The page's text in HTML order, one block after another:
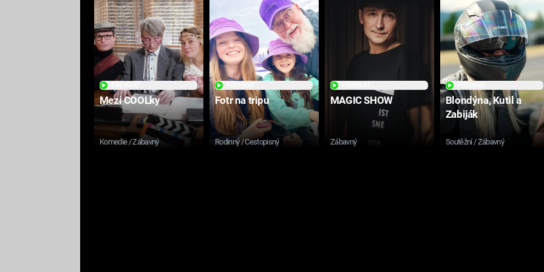
Mezi COOLky
Komedie / Zábavný
Fotr na tripu
Rodinný / Cestopisný
MAGIC SHOW
Zábavný
Blondýna, Kutil a
Zabiják
Soutěžní / Zábavný